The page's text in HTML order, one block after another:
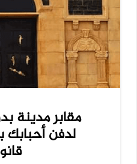
مقابر مدينة
لدفن أحبابك